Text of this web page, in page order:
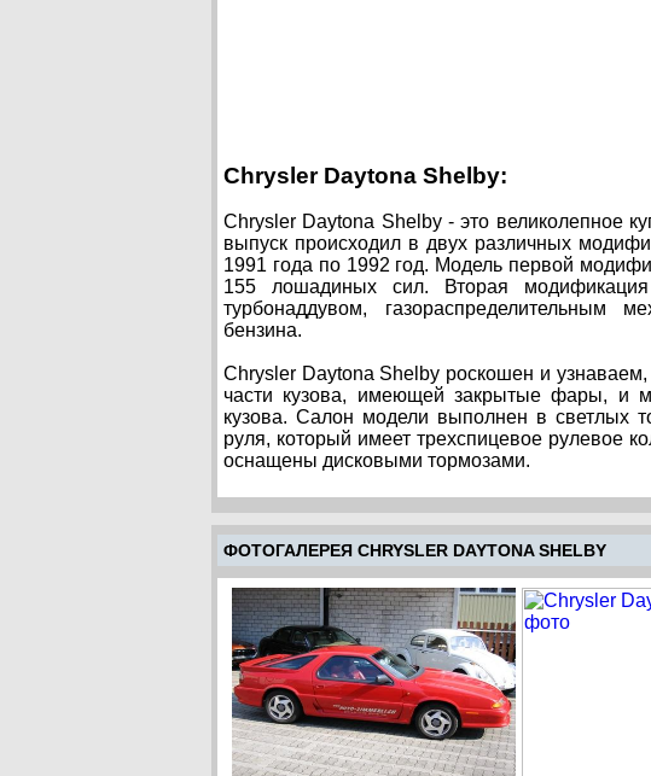
Chrysler Daytona Shelby:
Chrysler Daytona Shelby - это великолепное
выпуск происходил в двух различных
1991 года по 1992 год. Модель первой
155 лошадиных сил. Вторая
турбонаддувом, газораспределительным
бензина.
Chrysler Daytona Shelby роскошен и
части кузова, имеющей закрытые фары, и
кузова. Салон модели выполнен в светлых
руля, который имеет трехспицевое рулевое
оснащены дисковыми тормозами.
ФОТОГАЛЕРЕЯ CHRYSLER DAYTONA SHELBY